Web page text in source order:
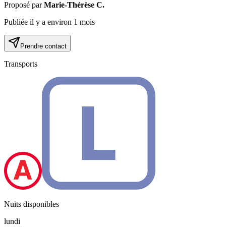
Proposé par Marie-Thérèse C.
Publiée il y a environ 1 mois
Prendre contact
Transports
Nuits disponibles
lundi